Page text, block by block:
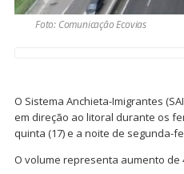
Foto: Comunicação Ecovias
O Sistema Anchieta-Imigrantes
em direção ao litoral durante os
quinta (17) e a noite de segunda-
O volume representa aumento